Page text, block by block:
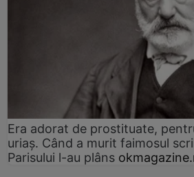
Era adorat de prostituate,
uriaș. Când a murit faimosul
Parisului l-au plâns